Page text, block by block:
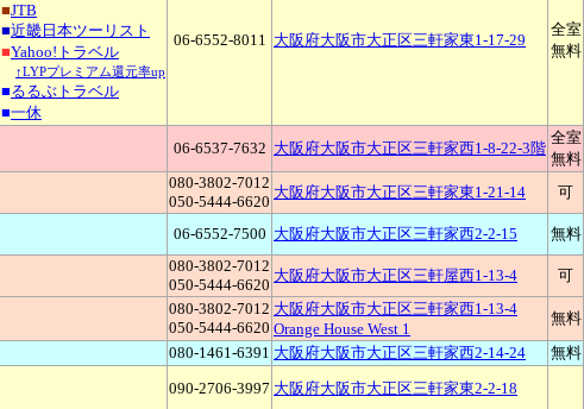
■JTB
■近畿日本ツーリスト
■Yahoo!トラベル
↑LYPプレミアム還元率up
■るるぶトラベル
■一休
06-6552-8011 大阪府大阪市大正区三軒家東1-17-29
全室
無料
06-6537-7632 大阪府大阪市大正区三軒家西1-8-22-3階
全室
無料
080-3802-7012
050-5444-6620
大阪府大阪市大正区三軒家東1-21-14 可
06-6552-7500 大阪府大阪市大正区三軒家西2-2-15 無料
080-3802-7012
050-5444-6620
大阪府大阪市大正区三軒屋西1-13-4 可
080-3802-7012
050-5444-6620
大阪府大阪市大正区三軒家西1-13-4
Orange House West 1
無料
080-1461-6391 大阪府大阪市大正区三軒家西2-14-24 無料
090-2706-3997 大阪府大阪市大正区三軒家東2-2-18